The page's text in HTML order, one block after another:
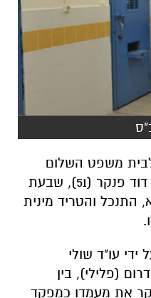
משפט השלום
בבאר שבע כתב אישום נגד דוד פנקר (51), שבעת
והטריד מינית
עו"ד שולי
(פלילי), בין
ניצל פנקר את מעמדו כמפקד